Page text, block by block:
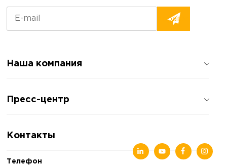
Наша компания
Отзывы о компании
Пресс-центр
Статьи
Контакты
Телефон